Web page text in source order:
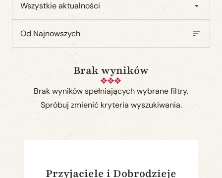
Wszystkie aktualności
Od Najnowszych
Brak wyników
Brak wyników spełniających wybrane filtry.
Spróbuj zmienić kryteria wyszukiwania.
Przyjaciele i Dobrodzieje